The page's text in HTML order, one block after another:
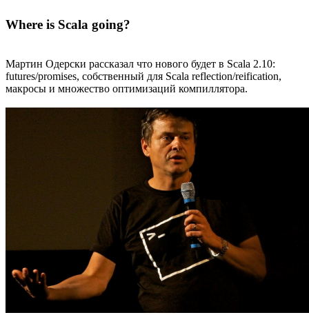
Where is Scala going?
Мартин Одерски рассказал что нового будет в Scala 2.10:
futures/promises, собственный для Scala reflection/reification,
макросы и множество оптимизаций компиллятора.